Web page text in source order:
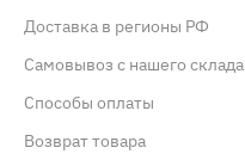
Доставка в регионы РФ
Самовывоз с нашего склада
Способы оплаты
Возврат товара